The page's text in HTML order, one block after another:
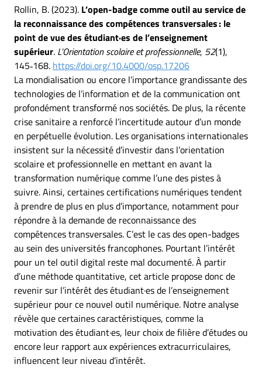
Rollin, B. (2023). L’open-badge comme outil au service de
la reconnaissance des compétences transversales : le
point de vue des étudiant·es de l’enseignement
supérieur. L’Orientation scolaire et professionnelle, 52(1),
145‑168. https://doi.org/10.4000/osp.17206
La mondialisation ou encore l’importance grandissante des
technologies de l’information et de la communication ont
profondément transformé nos sociétés. De plus, la récente
crise sanitaire a renforcé l’incertitude autour d’un monde
en perpétuelle évolution. Les organisations internationales
insistent sur la nécessité d’investir dans l’orientation
scolaire et professionnelle en mettant en avant la
transformation numérique comme l’une des pistes à
suivre. Ainsi, certaines certifications numériques tendent
à prendre de plus en plus d’importance, notamment pour
répondre à la demande de reconnaissance des
compétences transversales. C’est le cas des open-badges
au sein des universités francophones. Pourtant l’intérêt
pour un tel outil digital reste mal documenté. À partir
d’une méthode quantitative, cet article propose donc de
revenir sur l’intérêt des étudiant·es de l’enseignement
supérieur pour ce nouvel outil numérique. Notre analyse
révèle que certaines caractéristiques, comme la
motivation des étudiant·es, leur choix de filière d’études ou
encore leur rapport aux expériences extracurriculaires,
influencent leur niveau d’intérêt.